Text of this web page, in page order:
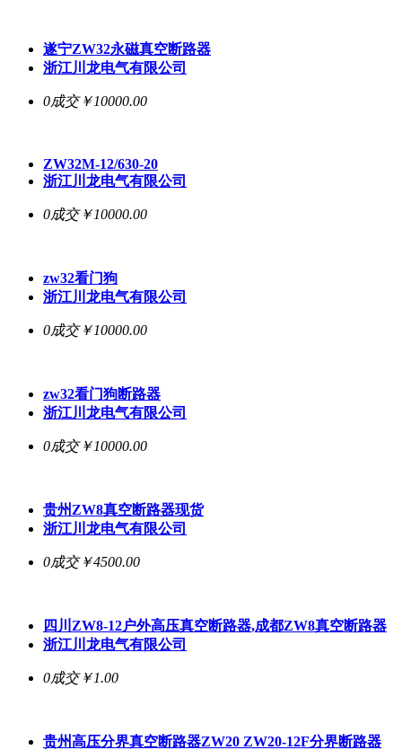
遂宁ZW32永磁真空断路器
浙江川龙电气有限公司
0成交￥10000.00
ZW32M-12/630-20
浙江川龙电气有限公司
0成交￥10000.00
zw32看门狗
浙江川龙电气有限公司
0成交￥10000.00
zw32看门狗断路器
浙江川龙电气有限公司
0成交￥10000.00
贵州ZW8真空断路器现货
浙江川龙电气有限公司
0成交￥4500.00
四川ZW8-12户外高压真空断路器,成都ZW8真空断路器
浙江川龙电气有限公司
0成交￥1.00
贵州高压分界真空断路器ZW20 ZW20-12F分界断路器